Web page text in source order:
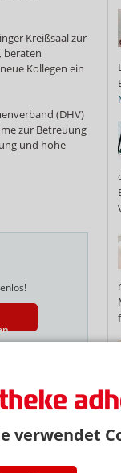
verwendet
Kreißsaal zur
beraten
Kollegen ein
(DHV)
zur Betreuung
und hohe